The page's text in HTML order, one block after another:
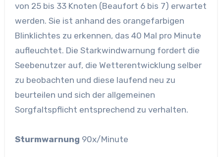
von 25 bis 33 Knoten (Beaufort 6 bis 7) erwartet
werden. Sie ist anhand des orangefarbigen
Blinklichtes zu erkennen, das 40 Mal pro Minute
aufleuchtet. Die Starkwindwarnung fordert die
Seebenutzer auf, die Wetterentwicklung selber
zu beobachten und diese laufend neu zu
beurteilen und sich der allgemeinen
Sorgfaltspflicht entsprechend zu verhalten.
Sturmwarnung 90x/Minute